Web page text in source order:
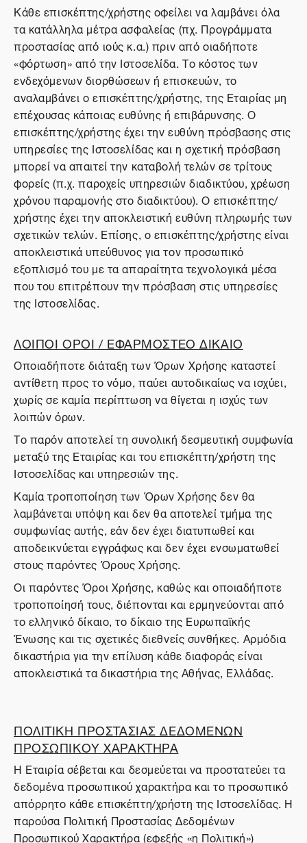
Κάθε επισκέπτης/χρήστης οφείλει να λαμβάνει όλα
τα κατάλληλα μέτρα ασφαλείας (πχ. Προγράμματα
προστασίας από ιούς κ.α.) πριν από οιαδήποτε
«φόρτωση» από την Ιστοσελίδα. Το κόστος των
ενδεχόμενων διορθώσεων ή επισκευών, το
αναλαμβάνει ο επισκέπτης/χρήστης, της Εταιρίας μη
επέχουσας κάποιας ευθύνης ή επιβάρυνσης. Ο
επισκέπτης/χρήστης έχει την ευθύνη πρόσβασης στις
υπηρεσίες της Ιστοσελίδας και η σχετική πρόσβαση
μπορεί να απαιτεί την καταβολή τελών σε τρίτους
φορείς (π.χ. παροχείς υπηρεσιών διαδικτύου, χρέωση
χρόνου παραμονής στο διαδικτύου). Ο επισκέπτης/
χρήστης έχει την αποκλειστική ευθύνη πληρωμής των
σχετικών τελών. Επίσης, ο επισκέπτης/χρήστης είναι
αποκλειστικά υπεύθυνος για τον προσωπικό
εξοπλισμό του με τα απαραίτητα τεχνολογικά μέσα
που του επιτρέπουν την πρόσβαση στις υπηρεσίες
της Ιστοσελίδας.
ΛΟΙΠΟΙ ΟΡΟΙ / ΕΦΑΡΜΟΣΤΕΟ ΔΙΚΑΙΟ
Οποιαδήποτε διάταξη των Όρων Χρήσης καταστεί
αντίθετη προς το νόμο, παύει αυτοδικαίως να ισχύει,
χωρίς σε καμία περίπτωση να θίγεται η ισχύς των
λοιπών όρων.
Το παρόν αποτελεί τη συνολική δεσμευτική συμφωνία
μεταξύ της Εταιρίας και του επισκέπτη/χρήστη της
Ιστοσελίδας και υπηρεσιών της.
Καμία τροποποίηση των Όρων Χρήσης δεν θα
λαμβάνεται υπόψη και δεν θα αποτελεί τμήμα της
συμφωνίας αυτής, εάν δεν έχει διατυπωθεί και
αποδεικνύεται εγγράφως και δεν έχει ενσωματωθεί
στους παρόντες Όρους Χρήσης.
Οι παρόντες Όροι Χρήσης, καθώς και οποιαδήποτε
τροποποίησή τους, διέπονται και ερμηνεύονται από
το ελληνικό δίκαιο, το δίκαιο της Ευρωπαϊκής
Ένωσης και τις σχετικές διεθνείς συνθήκες. Αρμόδια
δικαστήρια για την επίλυση κάθε διαφοράς είναι
αποκλειστικά τα δικαστήρια της Αθήνας, Ελλάδας.
ΠΟΛΙΤΙΚΗ ΠΡΟΣΤΑΣΙΑΣ ΔΕΔΟΜΕΝΩΝ
ΠΡΟΣΩΠΙΚΟΥ ΧΑΡΑΚΤΗΡΑ
Η Εταιρία σέβεται και δεσμεύεται να προστατεύει τα
δεδομένα προσωπικού χαρακτήρα και το προσωπικό
απόρρητο κάθε επισκέπτη/χρήστη της Ιστοσελίδας. Η
παρούσα Πολιτική Προστασίας Δεδομένων
Προσωπικού Χαρακτήρα (εφεξής «η Πολιτική»)